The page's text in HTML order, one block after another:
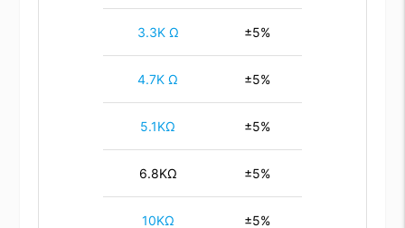
3.3K Ω ±5%
4.7K Ω ±5%
5.1KΩ ±5%
6.8KΩ ±5%
10KΩ ±5%